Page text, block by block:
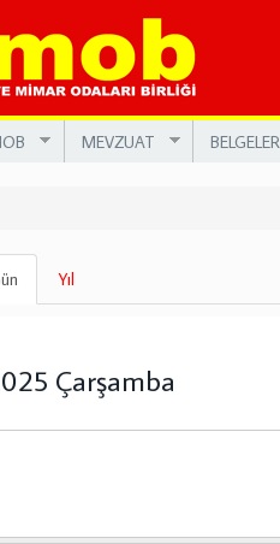
MEVZUAT BELGELER
sekme)
Yıl
Çarşamba